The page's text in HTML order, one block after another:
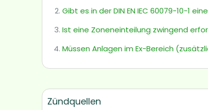
Gibt es in der DIN EN IEC 60079-10-1
Ist eine Zoneneinteilung zwingend
Müssen Anlagen im Ex-Bereich
Zündquellen